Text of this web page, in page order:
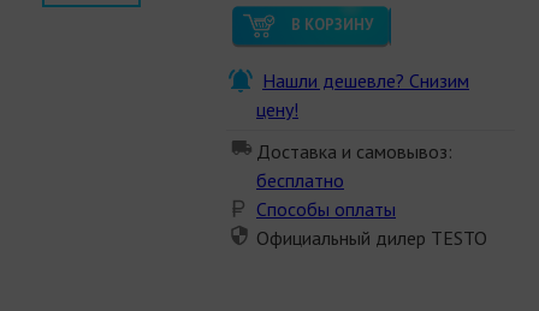
В КОРЗИНУ
Нашли дешевле? Снизим
цену!
Доставка и самовывоз:
бесплатно
Способы оплаты
Официальный дилер TESTO